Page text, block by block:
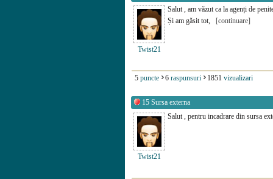
Twist21
Salut , am văzut ca la agenți de
Și am găsit tot, [continuare]
5 puncte 6 raspunsuri 1851 vizualizari
15 Sursa externa
Twist21
Salut , pentru incadrare din sursa